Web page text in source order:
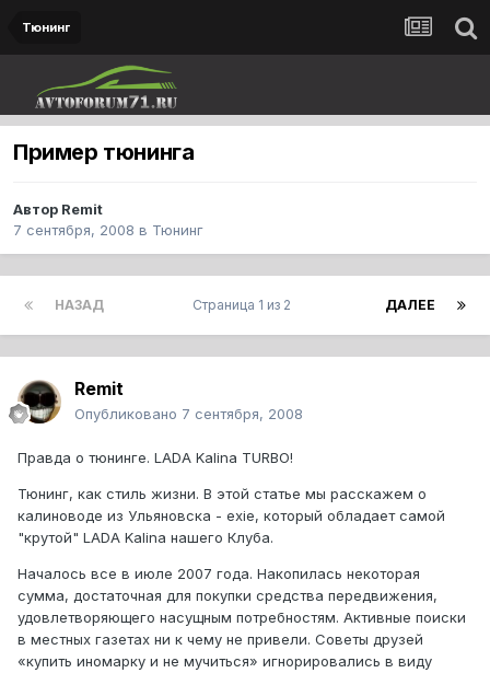
Тюнинг
Пример тюнинга
Автор Remit
7 сентября, 2008 в Тюнинг
НАЗАД ДАЛЕЕ
Страница 1 из 2
Remit
Опубликовано 7 сентября, 2008
Правда о тюнинге. LADA Kalina TURBO!
Тюнинг, как стиль жизни. В этой статье мы расскажем о
калиноводе из Ульяновска - exie, который обладает самой
"крутой" LADA Kalina нашего Клуба.
Началось все в июле 2007 года. Накопилась некоторая
сумма, достаточная для покупки средства передвижения,
удовлетворяющего насущным потребностям. Активные поиски
в местных газетах ни к чему не привели. Советы друзей
«купить иномарку и не мучиться» игнорировались в виду